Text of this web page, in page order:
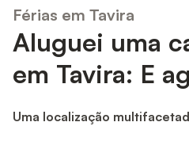
Férias em Tavira
Aluguei uma
em Tavira: E
Uma localização